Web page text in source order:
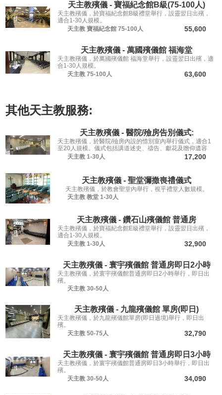
天主教殯儀 - 寶福紀念館B級(75-100人)
天主教殯儀，於寶福紀念館B級禮堂舉行，設靈翌日出殯，
適合1-30人規模。
天主教 寶福紀念館 75-100人 55,600
天主教殯儀 - 萬國殯儀館 福海堂
天主教殯儀，於萬國殯儀館 福海堂舉行，設靈翌日出殯，適
合1-30人規模。
天主教 75-100人 63,600
其他天主教服務:
天主教殯儀 - 醫院/殮房告別儀式:
天主教殯儀，於醫院/殮房內設的惜別室內舉行儀式，適合1
至20人規模。儀式包括講道述史、禱告、獻花及瞻仰遺容
等，讓親友從容道別。
天主教 1-30人 17,200
天主教殯儀 - 聖堂彌撒喪禮儀式
天主教殯儀，於教會聖堂內舉行，視乎禮堂人數規模。
天主教 教堂 1-30人
天主教殯儀 - 鑽石山殯儀館 普通房
天主教殯儀，於寶福紀念館E級禮堂舉行，設靈翌日出殯，
適合1-30人規模。
天主教 1-30人 32,900
天主教殯儀 - 寰宇殯儀館 普通房即日2小時
天主教殯儀，於寰宇殯儀館普通房即日2小時舉行，即日出
殯。
天主教 30-50人
天主教殯儀 - 九龍殯儀館 單房(即日)
天主教殯儀，於九龍殯儀館單房(即日過境)舉行，即日出
殯。
天主教 50-75人 32,790
天主教殯儀 - 寰宇殯儀館 普通房即日3小時
天主教殯儀，於寰宇殯儀館普通房即日3小時舉行，即日出
殯。
天主教 30-50人 34,090